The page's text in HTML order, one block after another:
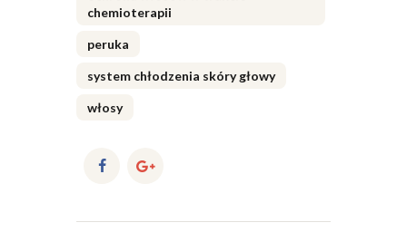
chemioterapii
peruka
system chłodzenia skóry głowy
włosy